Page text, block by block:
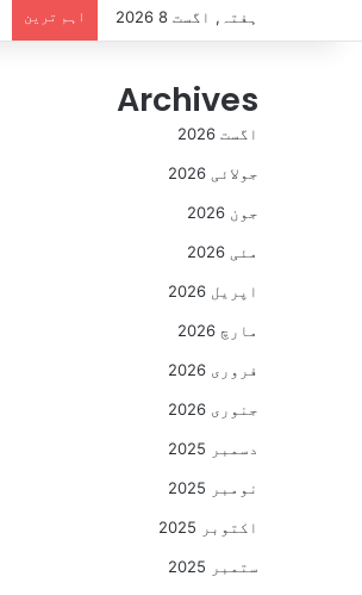
ہفتہ, اگست 8 2026 اہم ترین
Archives
اگست 2026
جولائی 2026
جون 2026
مئی 2026
اپریل 2026
مارچ 2026
فروری 2026
جنوری 2026
دسمبر 2025
نومبر 2025
اکتوبر 2025
ستمبر 2025